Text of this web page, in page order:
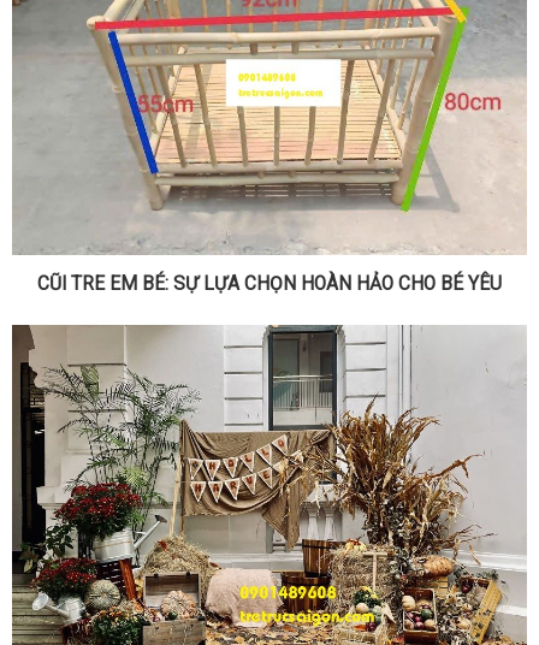
CŨI TRE EM BÉ: SỰ LỰA CHỌN HOÀN HẢO CHO BÉ YÊU